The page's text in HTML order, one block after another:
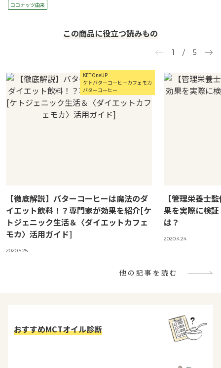
ココナッツ由来
この商品に役立つ読みもの
1 / 5
KETOneUP
ケトバターコーヒーカフェモカ
バターコーヒー
【徹底解説】バターコーヒーは魔法のダ
イエット飲料！？専門家が効果を紹介[ケ
トジェニック生活＆〈ダイエットカフェ
モカ〉活用ガイド]
2020.5.25
【管理栄養士
果を実際に検
は？
2020.4.24
他の記事を読む
おすすめMCTオイル診断